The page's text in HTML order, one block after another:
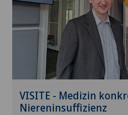
VISITE - Medizin
Niereninsuffizienz